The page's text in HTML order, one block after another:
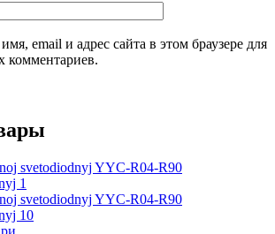
email и адрес сайта в этом браузере для
комментариев.